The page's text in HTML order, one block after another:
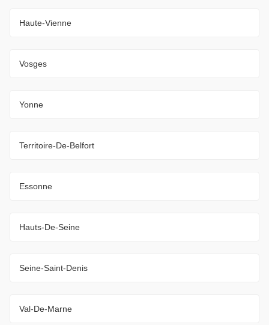
Haute-Vienne
Vosges
Yonne
Territoire-De-Belfort
Essonne
Hauts-De-Seine
Seine-Saint-Denis
Val-De-Marne